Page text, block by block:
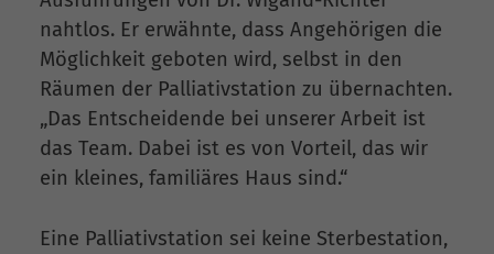
nahtlos. Er erwähnte, dass Angehörigen die
Möglichkeit geboten wird, selbst in den
Räumen der Palliativstation zu übernachten.
„Das Entscheidende bei unserer Arbeit ist
das Team. Dabei ist es von Vorteil, das wir
ein kleines, familiäres Haus sind.“
Eine Palliativstation sei keine Sterbestation,